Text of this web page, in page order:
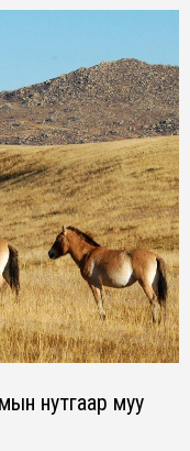
нутгаар муу